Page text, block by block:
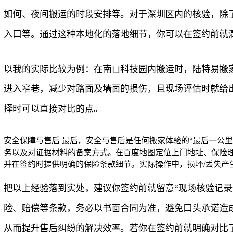
如何、夜间搬运的时段安排等。对于深圳区内的核验，
入口等。通过这种本地化的落地细节，你可以在签约前就
以我的实际比较为例：在南山科技园内搬运时，陆特易
进入窄巷，减少对路面及墙面的损伤，且现场评估时就
择时可以直接对比的点。
安全保障与售后 最后，安全与售后是任何搬家体验的“最后一公
务以及对证据材料的备案方式。在百度地图定位上门地址、保险
并在签约时提供明确的保险条款细节。实际操作中，损坏/丢失
把以上经验落到实处，建议你签约前就留意“现场核验记
险、赔偿等条款，务必以书面合同为准，避免口头承诺
从而提升售后纠纷的解决效率。若你在签约前就明确对